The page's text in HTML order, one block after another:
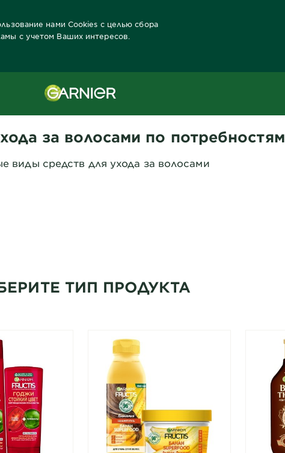
нами Cookies с целью сбора
с учетом Ваших интересов.
за волосами по потребностям
виды средств для ухода за волосами
ТИП ПРОДУКТА